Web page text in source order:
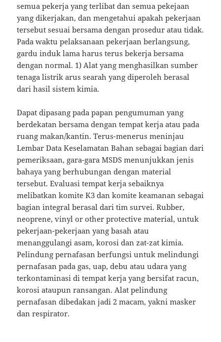
semua pekerja yang terlibat dan semua pekejaan
yang dikerjakan, dan mengetahui apakah pekerjaan
tersebut sesuai bersama dengan prosedur atau tidak.
Pada waktu pelaksanaan pekerjaan berlangsung,
gardu induk lama harus terus bekerja bersama
dengan normal. 1) Alat yang menghasilkan sumber
tenaga listrik arus searah yang diperoleh berasal
dari hasil sistem kimia.
Dapat dipasang pada papan pengumuman yang
berdekatan bersama dengan tempat kerja atau pada
ruang makan/kantin. Terus-menerus meninjau
Lembar Data Keselamatan Bahan sebagai bagian dari
pemeriksaan, gara-gara MSDS menunjukkan jenis
bahaya yang berhubungan dengan material
tersebut. Evaluasi tempat kerja sebaiknya
melibatkan komite K3 dan komite keamanan sebagai
bagian integral berasal dari tim survei. Rubber,
neoprene, vinyl or other protective material, untuk
pekerjaan-pekerjaan yang basah atau
menanggulangi asam, korosi dan zat-zat kimia.
Pelindung pernafasan berfungsi untuk melindungi
pernafasan pada gas, uap, debu atau udara yang
terkontaminasi di tempat kerja yang bersifat racun,
korosi ataupun ransangan. Alat pelindung
pernafasan dibedakan jadi 2 macam, yakni masker
dan respirator.